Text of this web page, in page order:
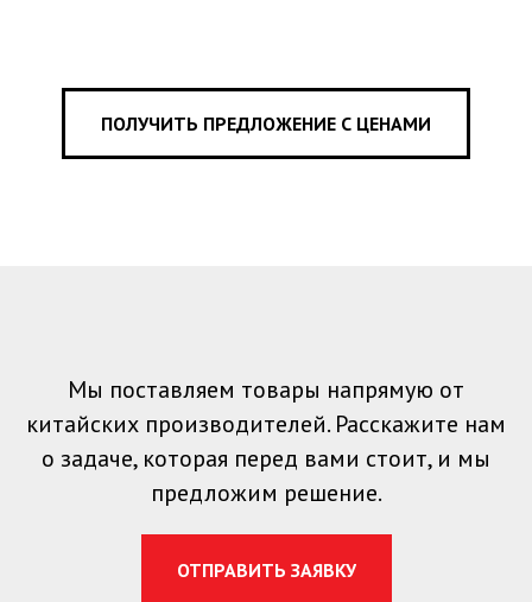
ПОЛУЧИТЬ ПРЕДЛОЖЕНИЕ С ЦЕНАМИ
Мы поставляем товары напрямую от
китайских производителей. Расскажите нам
о задаче, которая перед вами стоит, и мы
предложим решение.
ОТПРАВИТЬ ЗАЯВКУ